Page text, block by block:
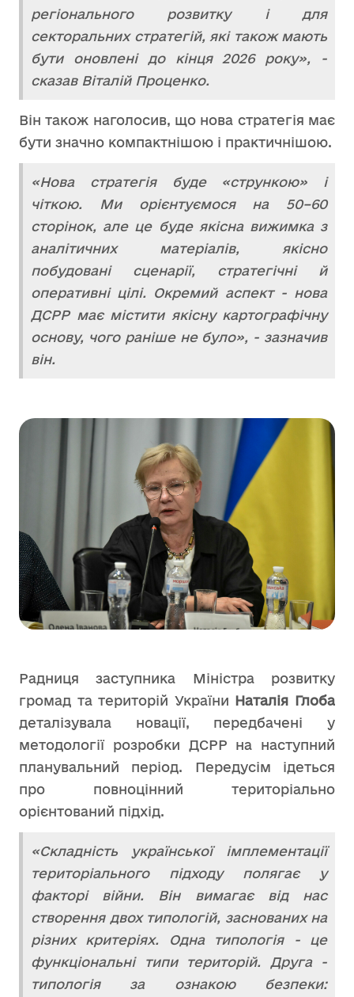
регіонального розвитку і для
секторальних стратегій, які також мають
бути оновлені до кінця 2026 року», -
сказав Віталій Проценко.
Він також наголосив, що нова стратегія має
бути значно компактнішою і практичнішою.
«Нова стратегія буде «стрункою» і
чіткою. Ми орієнтуємося на 50–60
сторінок, але це буде якісна вижимка з
аналітичних матеріалів, якісно
побудовані сценарії, стратегічні й
оперативні цілі. Окремий аспект - нова
ДСРР має містити якісну картографічну
основу, чого раніше не було», - зазначив
він.
Радниця заступника Міністра розвитку
громад та територій України Наталія Глоба
деталізувала новації, передбачені у
методології розробки ДСРР на наступний
планувальний період. Передусім ідеться
про повноцінний територіально
орієнтований підхід.
«Складність української імплементації
територіального підходу полягає у
факторі війни. Він вимагає від нас
створення двох типологій, заснованих на
різних критеріях. Одна типологія - це
функціональні типи територій. Друга -
типологія за ознакою безпеки: